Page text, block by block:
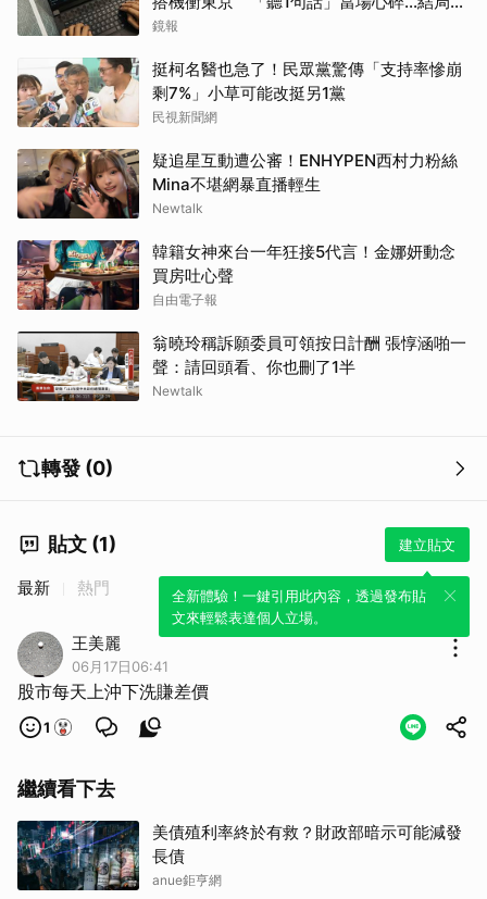
哭網
鏡報
挺柯名醫也急了！民眾黨驚傳「支持率慘崩
剩7%」小草可能改挺另1黨
民視新聞網
疑追星互動遭公審！ENHYPEN西村力粉絲
Mina不堪網暴直播輕生
Newtalk
韓籍女神來台一年狂接5代言！金娜妍動念
買房吐心聲
自由電子報
翁曉玲稱訴願委員可領按日計酬 張惇涵啪一
聲：請回頭看、你也刪了1半
Newtalk
轉發 (0)
貼文 (1) 建立貼文
全新體驗！一鍵引用此內容，透過發布貼
文來輕鬆表達個人立場。
最新 熱門
王美麗
06月17日06:41
股市每天上沖下洗賺差價
1
繼續看下去
美債殖利率終於有救？財政部暗示可能減發
長債
anue鉅亨網